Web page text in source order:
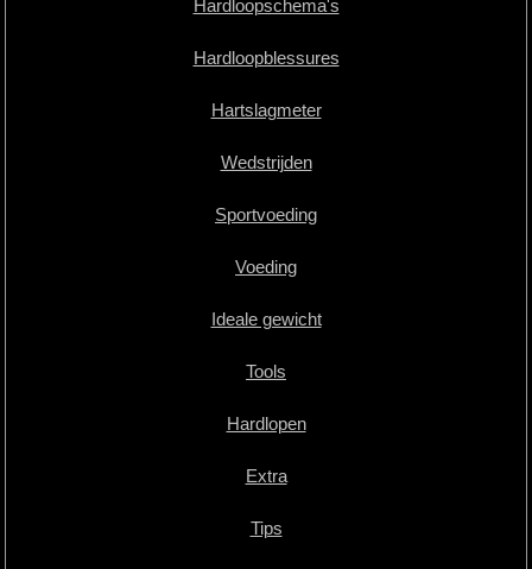
Hardloopschema's
Hardloopblessures
Hartslagmeter
Wedstrijden
Sportvoeding
Voeding
Ideale gewicht
Tools
Hardlopen
Extra
Tips